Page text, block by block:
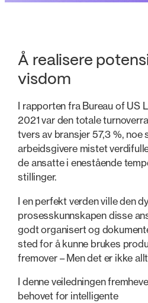
Å realisere
visdom
I rapporten fra Bureau of
2021 var den totale
tvers av bransjer 57,3 %, noe
arbeidsgivere mistet
de ansatte i enestående
stillinger.
I en perfekt verden ville den
prosesskunnskapen disse
godt organisert og
sted for å kunne brukes
fremover – Men det er ikke
I denne veiledningen
behovet for intelligente